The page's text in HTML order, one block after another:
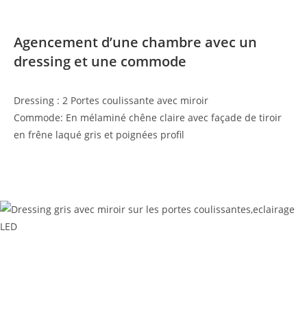
Agencement d’une chambre avec un
dressing et une commode
Dressing : 2 Portes coulissante avec miroir
Commode: En mélaminé chêne claire avec façade de tiroir
en frêne laqué gris et poignées profil